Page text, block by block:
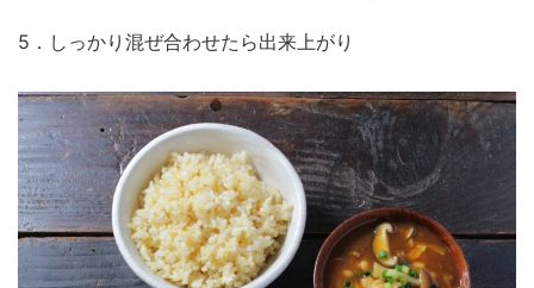
5．しっかり混ぜ合わせたら出来上がり